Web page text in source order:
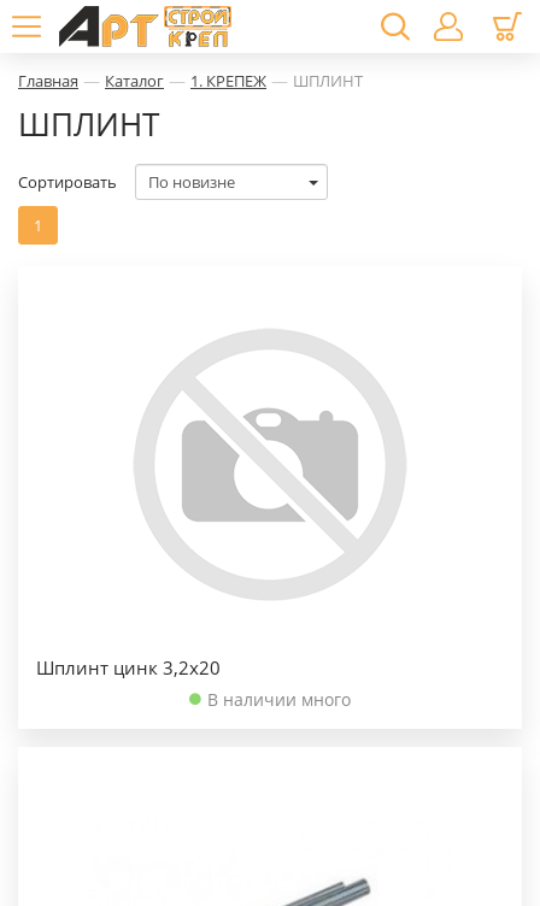
Главная — Каталог — 1. КРЕПЕЖ — ШПЛИНТ
ШПЛИНТ
1
Сортировать
Шплинт цинк 3,2х20
В наличии много